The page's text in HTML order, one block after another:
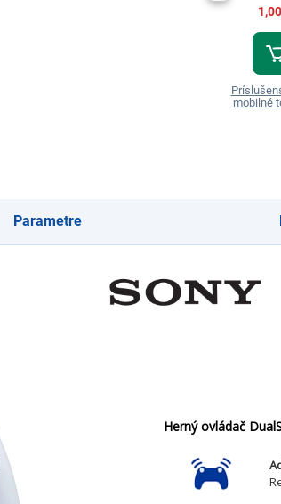
mobilné
Parametre
Herný ovládač